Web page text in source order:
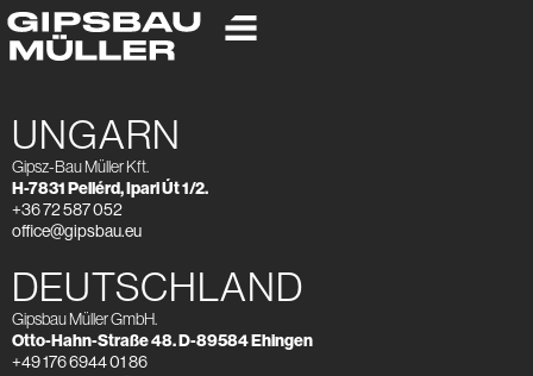
UNGARN
Gipsz-Bau Müller Kft.
H-7831 Pellérd, Ipari Út 1/2.
+36 72 587 052
office@gipsbau.eu
DEUTSCHLAND
Gipsbau Müller GmbH.
Otto-Hahn-Straße 48. D-89584 Ehingen
+49 176 6944 01 86